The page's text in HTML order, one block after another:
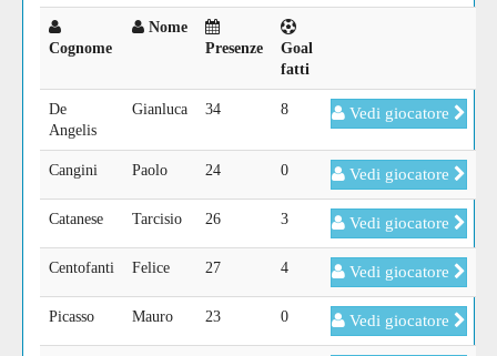
Cognome
Nome
Presenze
Goal
fatti
De
Angelis
Gianluca 34 8 Vedi giocatore
Cangini Paolo 24 0 Vedi giocatore
Catanese Tarcisio 26 3 Vedi giocatore
Centofanti Felice 27 4 Vedi giocatore
Picasso Mauro 23 0 Vedi giocatore